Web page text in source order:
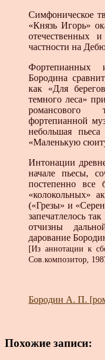
Симфоническое
«Князь Игорь»
отечественных
частности на
Бородина
как «Для
темного леса»
романсового
фортепианной
небольшая
«Маленькую
Интонации
начале пьесы,
постепенно все
«колокольных»
(«Грезы» и
запечатлелось
отчизны
дарование
[Из аннотации к
Сов.композитор,
Бородин А. П.
Похожие записи: